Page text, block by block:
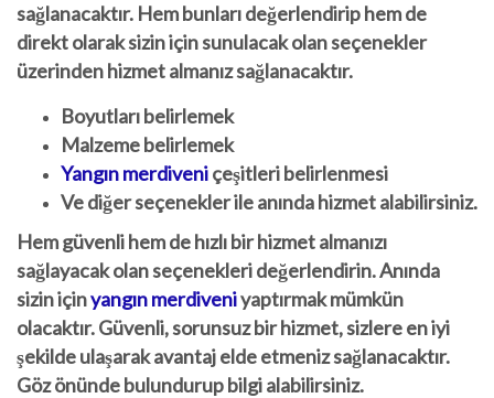
sağlanacaktır. Hem bunları değerlendirip hem de
direkt olarak sizin için sunulacak olan seçenekler
üzerinden hizmet almanız sağlanacaktır.
Boyutları belirlemek
Malzeme belirlemek
Yangın merdiveniçeşitleri belirlenmesi
Ve diğer seçenekler ile anında hizmet alabilirsiniz.
Hem güvenli hem de hızlı bir hizmet almanızı
sağlayacak olan seçenekleri değerlendirin. Anında
sizin içinyangın merdiveniyaptırmakmümkün
olacaktır. Güvenli, sorunsuz bir hizmet, sizlere en iyi
şekilde ulaşarak avantaj elde etmeniz sağlanacaktır.
Göz önünde bulundurup bilgi alabilirsiniz.